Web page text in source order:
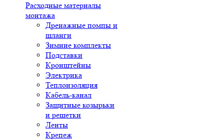
Расходные материалы
монтажа
Дренажные помпы и
шланги
Зимние комплекты
Подставки
Кронштейны
Электрика
Теплоизоляция
Кабель-канал
Защитные козырьки
и решетки
Ленты
Крепеж